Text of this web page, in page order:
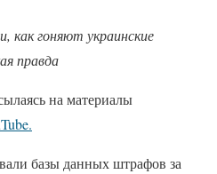
как гоняют украинские
правда
на материалы
базы данных штрафов за